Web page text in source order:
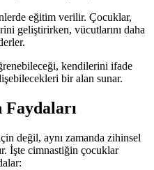
eğitim verilir. Çocuklar,
geliştirirken, vücutlarını daha
kendilerini ifade
bir alan sunar.
değil, aynı zamanda zihinsel
İşte cimnastiğin çocuklar